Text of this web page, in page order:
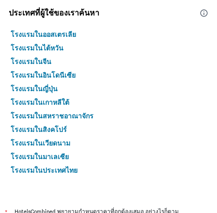
ประเทศที่ผู้ใช้ของเราค้นหา
โรงแรมในออสเตรเลีย
โรงแรมในไต้หวัน
โรงแรมในจีน
โรงแรมในอินโดนีเซีย
โรงแรมในญี่ปุ่น
โรงแรมในเกาหลีใต้
โรงแรมในสหราชอาณาจักร
โรงแรมในสิงคโปร์
โรงแรมในเวียดนาม
โรงแรมในมาเลเซีย
โรงแรมในประเทศไทย
HotelsCombined พยายามกำหนดราคาที่ถูกต้องเสมอ อย่างไรก็ตาม